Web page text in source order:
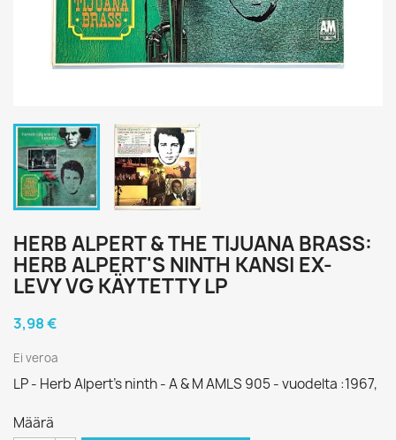
HERB ALPERT & THE TIJUANA BRASS:
HERB ALPERT'S NINTH KANSI EX-
LEVY VG KÄYTETTY LP
3,98 €
Ei veroa
LP - Herb Alpert's ninth - A & M AMLS 905 - vuodelta :1967,
Määrä